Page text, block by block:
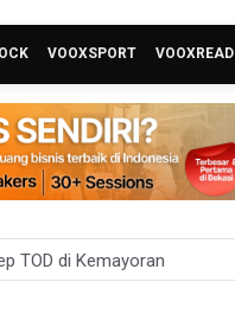
VOOXSPORT VOOXREAD
TOD di Kemayoran